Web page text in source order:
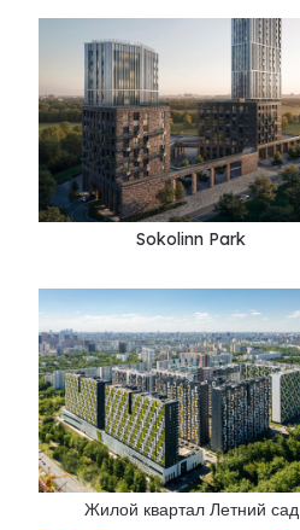
Sokolinn Park
Жилой квартал Летний сад